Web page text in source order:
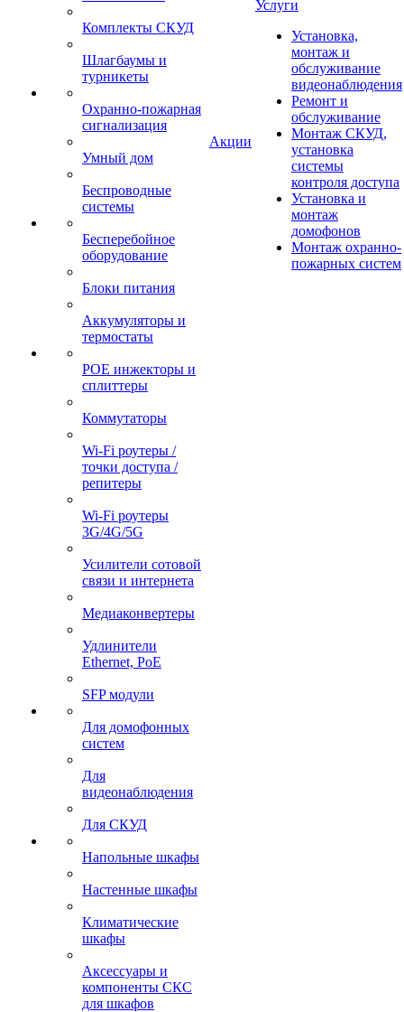
Комплекты СКУД
Шлагбаумы и
турникеты
Охранно-пожарная
сигнализация
Умный дом
Беспроводные
системы
Бесперебойное
оборудование
Блоки питания
Аккумуляторы и
термостаты
POE инжекторы и
сплиттеры
Коммутаторы
Wi-Fi роутеры /
точки доступа /
репитеры
Wi-Fi роутеры
3G/4G/5G
Усилители сотовой
связи и интернета
Медиаконвертеры
Удлинители
Ethernet, PoE
SFP модули
Для домофонных
систем
Для
видеонаблюдения
Для СКУД
Напольные шкафы
Настенные шкафы
Климатические
шкафы
Аксессуары и
компоненты СКС
для шкафов
Акции
Услуги
Установка,
монтаж и
обслуживание
видеонаблюдения
Ремонт и
обслуживание
Монтаж СКУД,
установка
системы
контроля доступа
Установка и
монтаж
домофонов
Монтаж охранно-
пожарных систем